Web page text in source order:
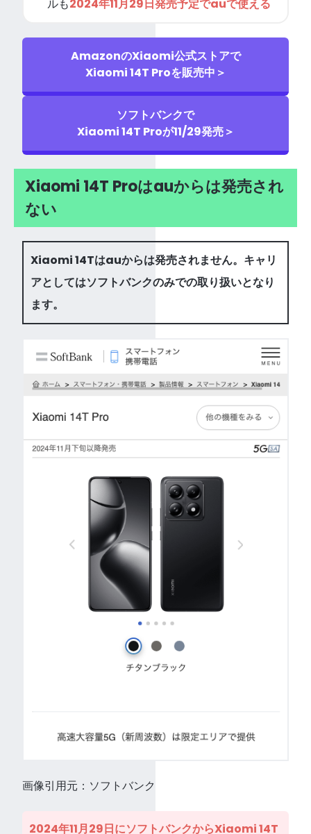
ルも2024年11月29日発売予定でauで使える
AmazonのXiaomi公式ストアで
Xiaomi 14T Proを販売中＞
ソフトバンクで
Xiaomi 14T Proが11/29発売＞
Xiaomi 14T Proはauからは発売され
ない
Xiaomi 14Tはauからは発売されません。キャリ
アとしてはソフトバンクのみでの取り扱いとなり
ます。
画像引用元：ソフトバンク
2024年11月29日にソフトバンクからXiaomi 14T